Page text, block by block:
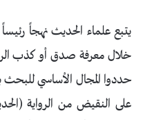
يتبع علماء الحديث نهجاً
خلال معرفة صدق أو كذب
حددوا المجال الأساسي للبحث
على النقيض من الرواية